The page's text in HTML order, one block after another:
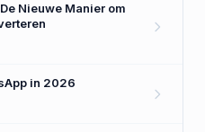
Nieuwe Manier om
in 2026